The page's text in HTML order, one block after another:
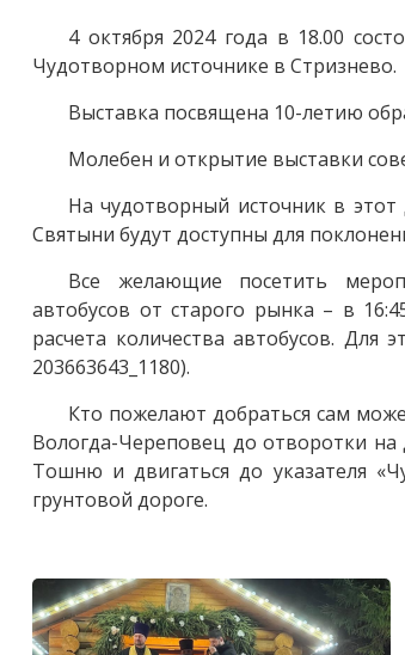
4 октября 2024 года в 18.00
Чудотворном источнике в Стризнево.
Выставка посвящена 10-летию
Молебен и открытие выставки
На чудотворный источник в
Святыни будут доступны для
Все желающие посетить
автобусов от старого рынка – в
расчета количества автобусов.
203663643_1180).
Кто пожелают добраться сам
Вологда-Череповец до отворотки
Тошню и двигаться до указателя
грунтовой дороге.